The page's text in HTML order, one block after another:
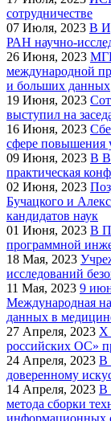
сотрудничестве
07 Июля, 2023 В
РАН научно-
26 Июня, 2023
международной
и больших данных
19 Июня, 2023
выступил на
16 Июня, 2023
сфере повышения
09 Июня, 2023 В
практическая
02 Июня, 2023
Бучацкого и
кандидатов наук
01 Июня, 2023 В
программной
18 Мая, 2023
исследований
11 Мая, 2023 9
Международная
данных в
27 Апреля, 2023 Х
российских ОС»
24 Апреля, 2023 В
доверенному
14 Апреля, 2023 В
метода сборки